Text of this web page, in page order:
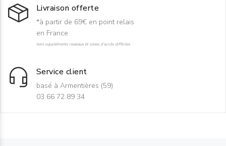
Livraison offerte
*à partir de 69€ en point relais
en France
hors suppléments rouleaux et zones d'accès difficiles
Service client
basé à Armentières (59)
03 66 72 89 34